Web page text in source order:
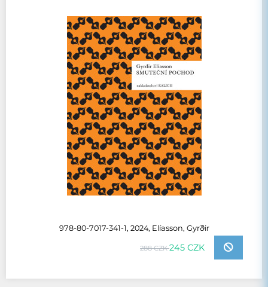
978-80-7017-341-1, 2024, Elíasson, Gyrðir
288 CZK245 CZK